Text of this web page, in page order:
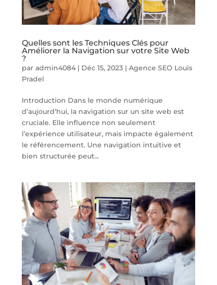
Quelles sont les Techniques Clés pour
Améliorer la Navigation sur votre Site Web
?
par admin4084| Déc 15, 2023| Agence SEO Louis
Pradel
Introduction Dans le monde numérique
d’aujourd’hui, la navigation sur un site web est
cruciale. Elle influence non seulement
l’expérience utilisateur, mais impacte également
le référencement. Une navigation intuitive et
bien structurée peut...